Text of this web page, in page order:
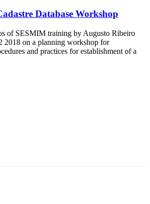
Database Workshop
of SESMIM training by Augusto Ribeiro
2018 on a planning workshop for
and practices for establishment of a